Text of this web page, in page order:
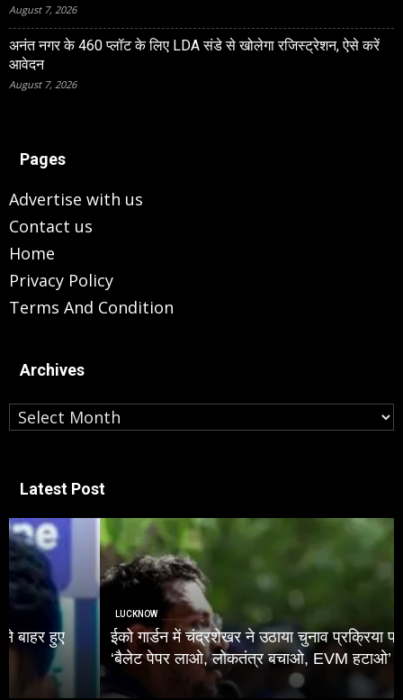
August 7, 2026
अनंत नगर के 460 प्‍लॉट के लिए LDA संडे से खोलेगा रजिस्‍ट्रेशन, ऐसे करें
आवेदन
August 7, 2026
Pages
Advertise with us
Contact us
Home
Privacy Policy
Terms And Condition
Archives
Archives
Latest Post
LUCKNOW
ईको गार्डन में चंद्रशेखर ने उठाया चुनाव प्रक्रिया पर सवाल, कहा
‘बैलेट पेपर लाओ, लोकतंत्र बचाओ, EVM हटाओ’